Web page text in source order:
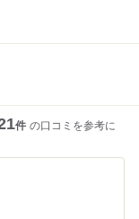
件 の口コミを参考に